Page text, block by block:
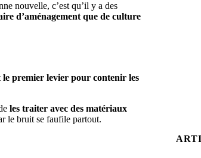
nouvelle, c’est qu’il y a des
d’aménagement que de culture
le premier levier pour contenir les
les traiter avec des matériaux
le bruit se faufile partout.